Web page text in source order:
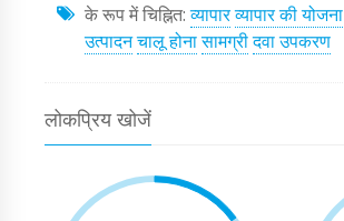
के रूप में चिह्नित:व्यापारव्यापार की योजना
उत्पादनचालू होनासामग्रीदवा उपकरण
लोकप्रिय खोजें